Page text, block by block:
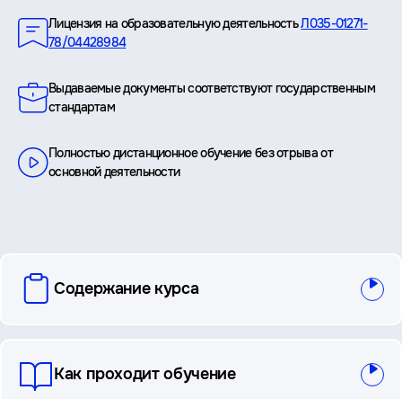
Лицензия на образовательную деятельностьЛ035-01271-
78/04428984
Выдаваемые документы соответствуют государственным
стандартам
Полностью дистанционное обучение без отрыва от
основной деятельности
вопросы
Содержание курса
Как проходит обучение